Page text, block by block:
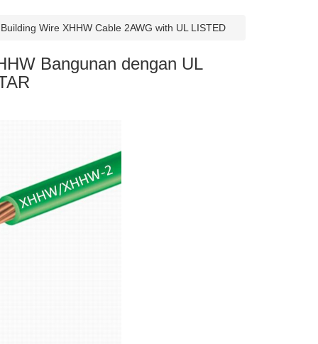
Wire XHHW Cable 2AWG with UL LISTED
Bangunan dengan UL